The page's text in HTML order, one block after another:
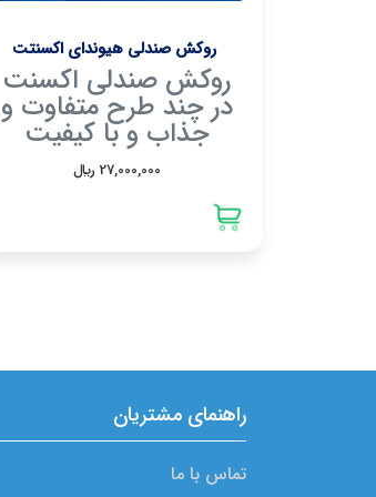
روکش صندلی هیوندای اکسنتت
روکش صندلی اکسنت
در چند طرح متفاوت و
جذاب و با کیفیت
27,000,000 ريال
راهنمای مشتریان
تماس با ما